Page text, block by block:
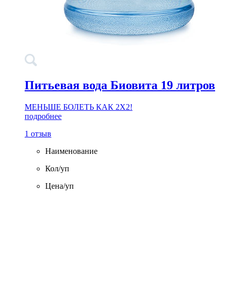
Питьевая вода Биовита 19 литров
МЕНЬШЕ БОЛЕТЬ КАК 2Х2!
подробнее
1 отзыв
Наименование
Кол/уп
Цена/уп